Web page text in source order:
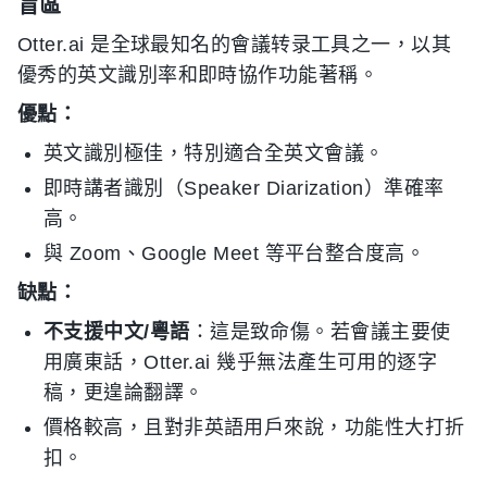
盲區
Otter.ai 是全球最知名的會議转录工具之一，以其
優秀的英文識別率和即時協作功能著稱。
優點：
英文識別極佳，特別適合全英文會議。
即時講者識別（Speaker Diarization）準確率
高。
與 Zoom、Google Meet 等平台整合度高。
缺點：
不支援中文/粵語 ：這是致命傷。若會議主要使
用廣東話，Otter.ai 幾乎無法產生可用的逐字
稿，更遑論翻譯。
價格較高，且對非英語用戶來說，功能性大打折
扣。